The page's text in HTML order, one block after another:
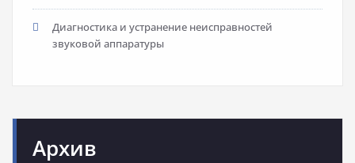
Диагностика и устранение неисправностей
звуковой аппаратуры
Архив